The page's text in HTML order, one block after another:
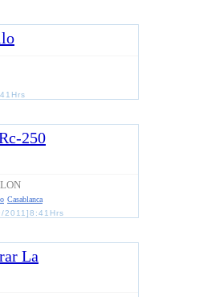
250
Casablanca
2011]8:41Hrs
La